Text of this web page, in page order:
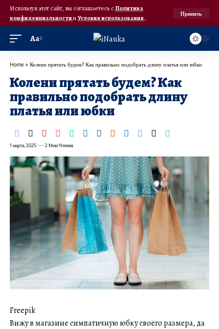
Используя этот сайт, вы соглашаетесь с Политика
конфиденциальностииУсловия использования.
Принять
Аа
Home » Колени прятать будем? Как правильно подобрать длину платья или юбки
Колени прятать будем? Как
правильно подобрать длину
платья или юбки
1 марта, 2025 2 Мин Чтения
Freepik
Вижу в магазине симпатичную юбку своего размера, да